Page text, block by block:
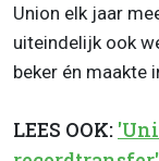
Union elk jaar
uiteindelijk ook
beker én maakte
LEES OOK: